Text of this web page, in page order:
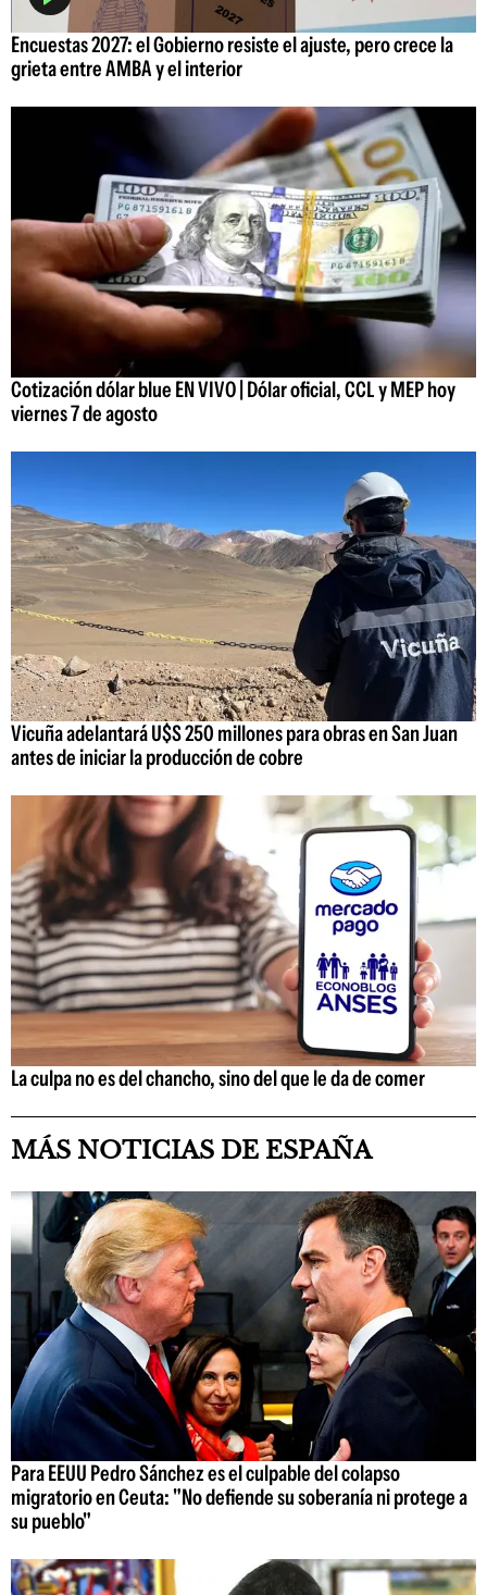
Encuestas 2027: el Gobierno resiste el ajuste, pero crece la
grieta entre AMBA y el interior
Cotización dólar blue EN VIVO | Dólar oficial, CCL y MEP hoy
viernes 7 de agosto
Vicuña adelantará U$S 250 millones para obras en San Juan
antes de iniciar la producción de cobre
La culpa no es del chancho, sino del que le da de comer
MÁS NOTICIAS DE ESPAÑA
Para EEUU Pedro Sánchez es el culpable del colapso
migratorio en Ceuta: "No defiende su soberanía ni protege a
su pueblo"